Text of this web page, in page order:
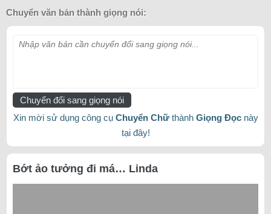
Chuyển văn bản thành giọng nói:
Nhập văn bản cần chuyển đổi sang giọng nói...
Chuyển đổi sang giọng nói
Xin mời sử dụng công cụ Chuyển Chữthành Giọng Đọcnày
tại đây!
Bớt ảo tưởng đi má… Linda